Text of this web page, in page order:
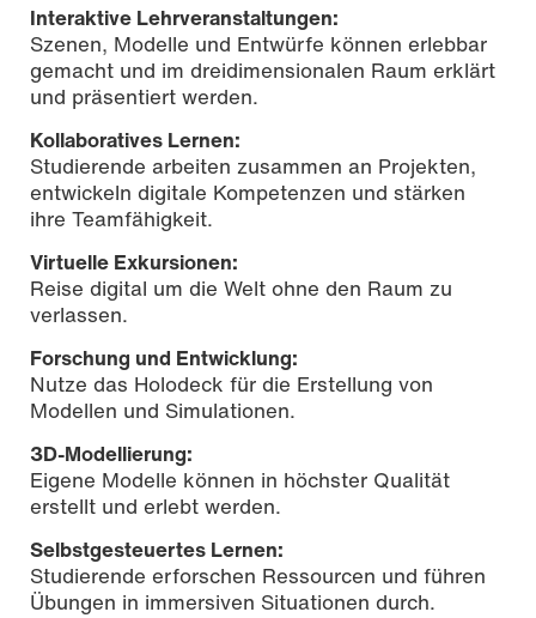
Interaktive Lehrveranstaltungen:
Szenen, Modelle und Entwürfe können erlebbar
gemacht und im dreidimensionalen Raum erklärt
und präsentiert werden.
Kollaboratives Lernen:
Studierende arbeiten zusammen an Projekten,
entwickeln digitale Kompetenzen und stärken
ihre Teamfähigkeit.
Virtuelle Exkursionen:
Reise digital um die Welt ohne den Raum zu
verlassen.
Forschung und Entwicklung:
Nutze das Holodeck für die Erstellung von
Modellen und Simulationen.
3D-Modellierung:
Eigene Modelle können in höchster Qualität
erstellt und erlebt werden.
Selbstgesteuertes Lernen:
Studierende erforschen Ressourcen und führen
Übungen in immersiven Situationen durch.